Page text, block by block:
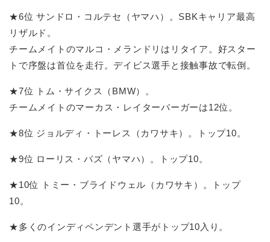
★6位 サンドロ・コルテセ（ヤマハ）。SBKキャリア最高
リザルド。
チームメイトのマルコ・メランドリはリタイア。好スター
トで序盤は首位を走行。デイビス選手と接触事故で転倒。
★7位 トム・サイクス（BMW）。
チームメイトのマーカス・レイターバーガーは12位。
★8位 ジョルディ・トーレス（カワサキ）。トップ10。
★9位 ローリス・バズ（ヤマハ）。トップ10。
★10位 トミー・ブライドウェル（カワサキ）。トップ
10。
★多くのインディペンデント選手がトップ10入り。